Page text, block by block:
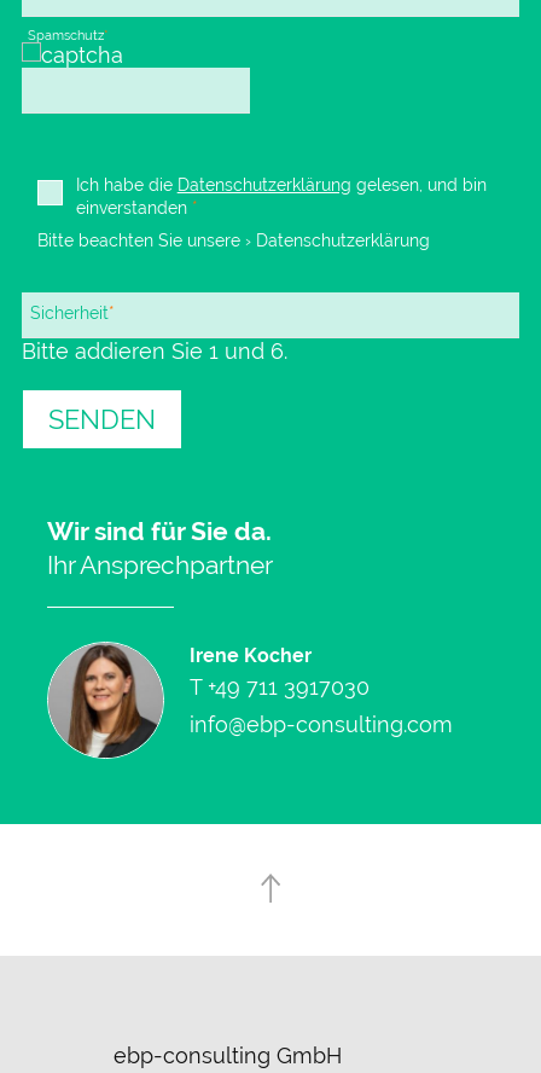
Pflichtfeld
Spamschutz*
Ich habe die Datenschutzerklärung gelesen, und bin
einverstanden *
Bitte beachten Sie unsere› Datenschutzerklärung
Pflichtfeld
Sicherheit*
Bitte addieren Sie 1 und 6.
SENDEN
Wir sind für Sie da.
Ihr Ansprechpartner
Irene Kocher
T +49 711 3917030
info@ebp-consulting.com
ebp-consulting GmbH